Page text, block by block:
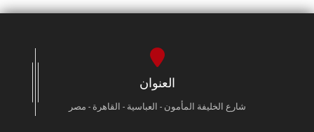
العنوان
شارع الخليفة المأمون - العباسية - القاهرة - مصر